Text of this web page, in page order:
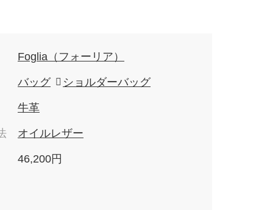
Foglia（フォーリア）
バッグ ショルダーバッグ
牛革
オイルレザー
46,200円